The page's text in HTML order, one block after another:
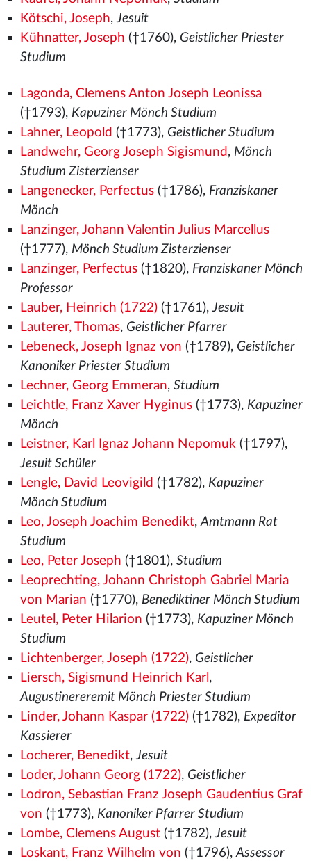
Kötschi, Joseph,Jesuit
Kühnatter, Joseph (†1760), Geistlicher Priester
Studium
Lagonda, Clemens Anton Joseph Leonissa
(†1793), Kapuziner Mönch Studium
Lahner, Leopold (†1773), Geistlicher Studium
Landwehr, Georg Joseph Sigismund , Mönch
Studium Zisterzienser
Langenecker, Perfectus(†1786), Franziskaner
Mönch
Lanzinger, Johann Valentin Julius Marcellus
(†1777), Mönch Studium Zisterzienser
Lanzinger, Perfectus(†1820), Franziskaner Mönch
Professor
Lauber, Heinrich (1722)(†1761),Jesuit
Lauterer, Thomas, Geistlicher Pfarrer
Lebeneck, Joseph Ignaz von (†1789), Geistlicher
Kanoniker Priester Studium
Lechner, Georg Emmeran, Studium
Leichtle, Franz Xaver Hyginus(†1773), Kapuziner
Mönch
Leistner, Karl Ignaz Johann Nepomuk(†1797),
Jesuit Schüler
Lengle, David Leovigild (†1782), Kapuziner
Mönch Studium
Leo, Joseph Joachim Benedikt,Amtmann Rat
Studium
Leo, Peter Joseph (†1801), Studium
Leoprechting, Johann Christoph Gabriel Maria
von Marian (†1770), Benediktiner Mönch Studium
Leutel, Peter Hilarion (†1773), Kapuziner Mönch
Studium
Lichtenberger, Joseph (1722), Geistlicher
Liersch, Sigismund Heinrich Karl ,
Augustinereremit Mönch Priester Studium
Linder, Johann Kaspar (1722)(†1782), Expeditor
Kassierer
Locherer, Benedikt,Jesuit
Loder, Johann Georg (1722), Geistlicher
Lodron, Sebastian Franz Joseph Gaudentius Graf
von (†1773), Kanoniker Pfarrer Studium
Lombe, Clemens August(†1782),Jesuit
Loskant, Franz Wilhelm von (†1796),Assessor